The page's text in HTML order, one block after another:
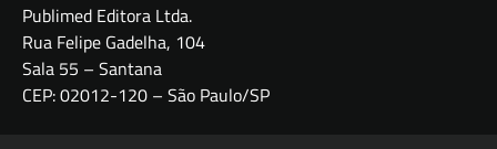
Publimed Editora Ltda.
Rua Felipe Gadelha, 104
Sala 55 – Santana
CEP: 02012-120 – São Paulo/SP